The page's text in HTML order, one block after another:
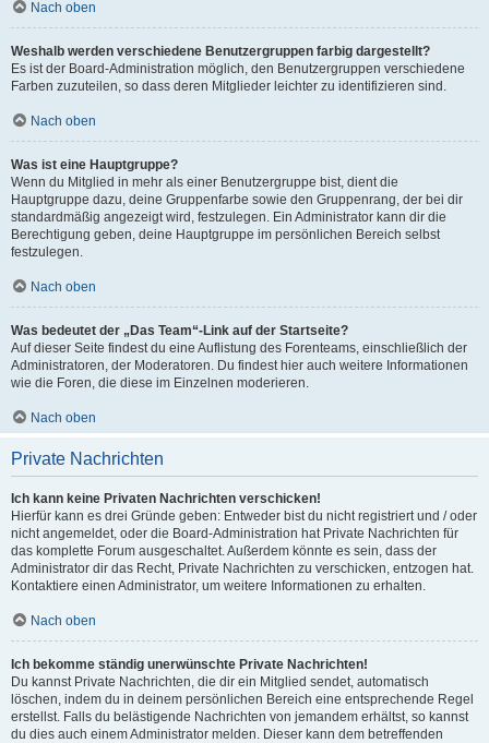
Nach oben
Weshalb werden verschiedene Benutzergruppen farbig dargestellt?
Es ist der Board-Administration möglich, den Benutzergruppen verschiedene
Farben zuzuteilen, so dass deren Mitglieder leichter zu identifizieren sind.
Nach oben
Was ist eine Hauptgruppe?
Wenn du Mitglied in mehr als einer Benutzergruppe bist, dient die
Hauptgruppe dazu, deine Gruppenfarbe sowie den Gruppenrang, der bei dir
standardmäßig angezeigt wird, festzulegen. Ein Administrator kann dir die
Berechtigung geben, deine Hauptgruppe im persönlichen Bereich selbst
festzulegen.
Nach oben
Was bedeutet der „Das Team“-Link auf der Startseite?
Auf dieser Seite findest du eine Auflistung des Forenteams, einschließlich der
Administratoren, der Moderatoren. Du findest hier auch weitere Informationen
wie die Foren, die diese im Einzelnen moderieren.
Nach oben
Private Nachrichten
Ich kann keine Privaten Nachrichten verschicken!
Hierfür kann es drei Gründe geben: Entweder bist du nicht registriert und / oder
nicht angemeldet, oder die Board-Administration hat Private Nachrichten für
das komplette Forum ausgeschaltet. Außerdem könnte es sein, dass der
Administrator dir das Recht, Private Nachrichten zu verschicken, entzogen hat.
Kontaktiere einen Administrator, um weitere Informationen zu erhalten.
Nach oben
Ich bekomme ständig unerwünschte Private Nachrichten!
Du kannst Private Nachrichten, die dir ein Mitglied sendet, automatisch
löschen, indem du in deinem persönlichen Bereich eine entsprechende Regel
erstellst. Falls du belästigende Nachrichten von jemandem erhältst, so kannst
du dies auch einem Administrator melden. Dieser kann dem betreffenden